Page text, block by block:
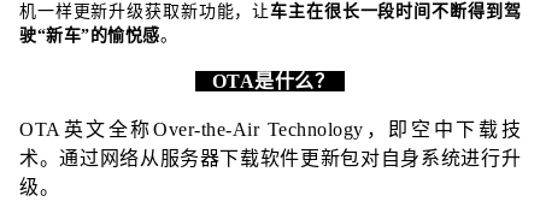
机一样更新升级获取新功能，让车主在很长一段时间不断得到驾
驶“新车”的愉悦感。
OTA是什么？
OTA英文全称Over-the-Air Technology，即空中下载技
术。通过网络从服务器下载软件更新包对自身系统进行升
级。